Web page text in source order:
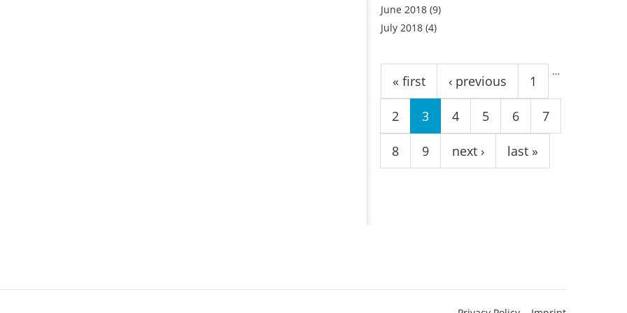
June 2018 (9)
July 2018 (4)
Pages
« first ‹ previous 1
2 3 4 5 6 7
8 9
…
next › last »